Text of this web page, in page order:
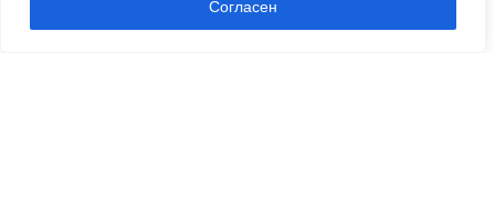
Согласен
жидкостей, фильтров, аккумуляторов, а также с
STORE SEARCH WISHLIST ACCOUNT CATEGORIES